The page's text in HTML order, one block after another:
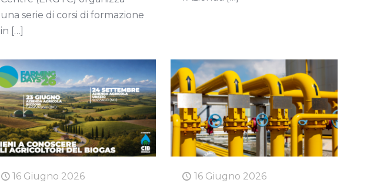
una serie di corsi di formazione
in […]
16 Giugno 2026 16 Giugno 2026